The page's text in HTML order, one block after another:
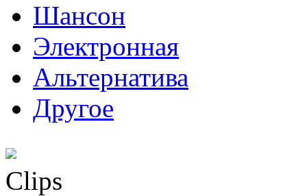
Шансон
Электронная
Альтернатива
Другое
Clips